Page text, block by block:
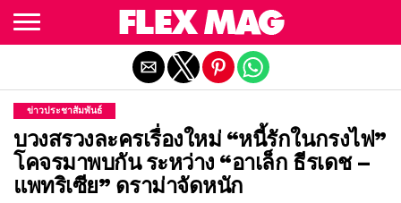
ข่าวประชาสัมพันธ์
บวงสรวงละครเรื่องใหม่ “หนี้รักในกรงไฟ”
โคจรมาพบกัน ระหว่าง “อาเล็ก ธีรเดช –
แพทริเซีย” ดราม่าจัดหนัก
Exit mobile version